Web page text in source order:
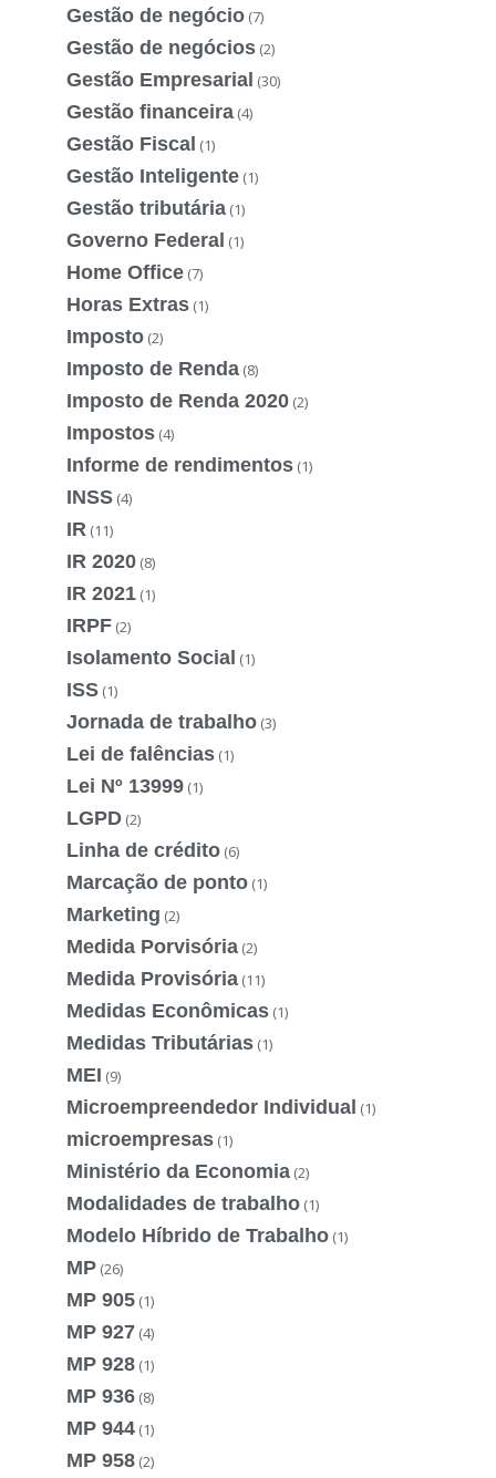
Gestão de negócio (7)
Gestão de negócios (2)
Gestão Empresarial (30)
Gestão financeira (4)
Gestão Fiscal (1)
Gestão Inteligente (1)
Gestão tributária (1)
Governo Federal (1)
Home Office (7)
Horas Extras (1)
Imposto (2)
Imposto de Renda (8)
Imposto de Renda 2020 (2)
Impostos (4)
Informe de rendimentos (1)
INSS (4)
IR (11)
IR 2020 (8)
IR 2021 (1)
IRPF (2)
Isolamento Social (1)
ISS (1)
Jornada de trabalho (3)
Lei de falências (1)
Lei Nº 13999 (1)
LGPD (2)
Linha de crédito (6)
Marcação de ponto (1)
Marketing (2)
Medida Porvisória (2)
Medida Provisória (11)
Medidas Econômicas (1)
Medidas Tributárias (1)
MEI (9)
Microempreendedor Individual (1)
microempresas (1)
Ministério da Economia (2)
Modalidades de trabalho (1)
Modelo Híbrido de Trabalho (1)
MP (26)
MP 905 (1)
MP 927 (4)
MP 928 (1)
MP 936 (8)
MP 944 (1)
MP 958 (2)